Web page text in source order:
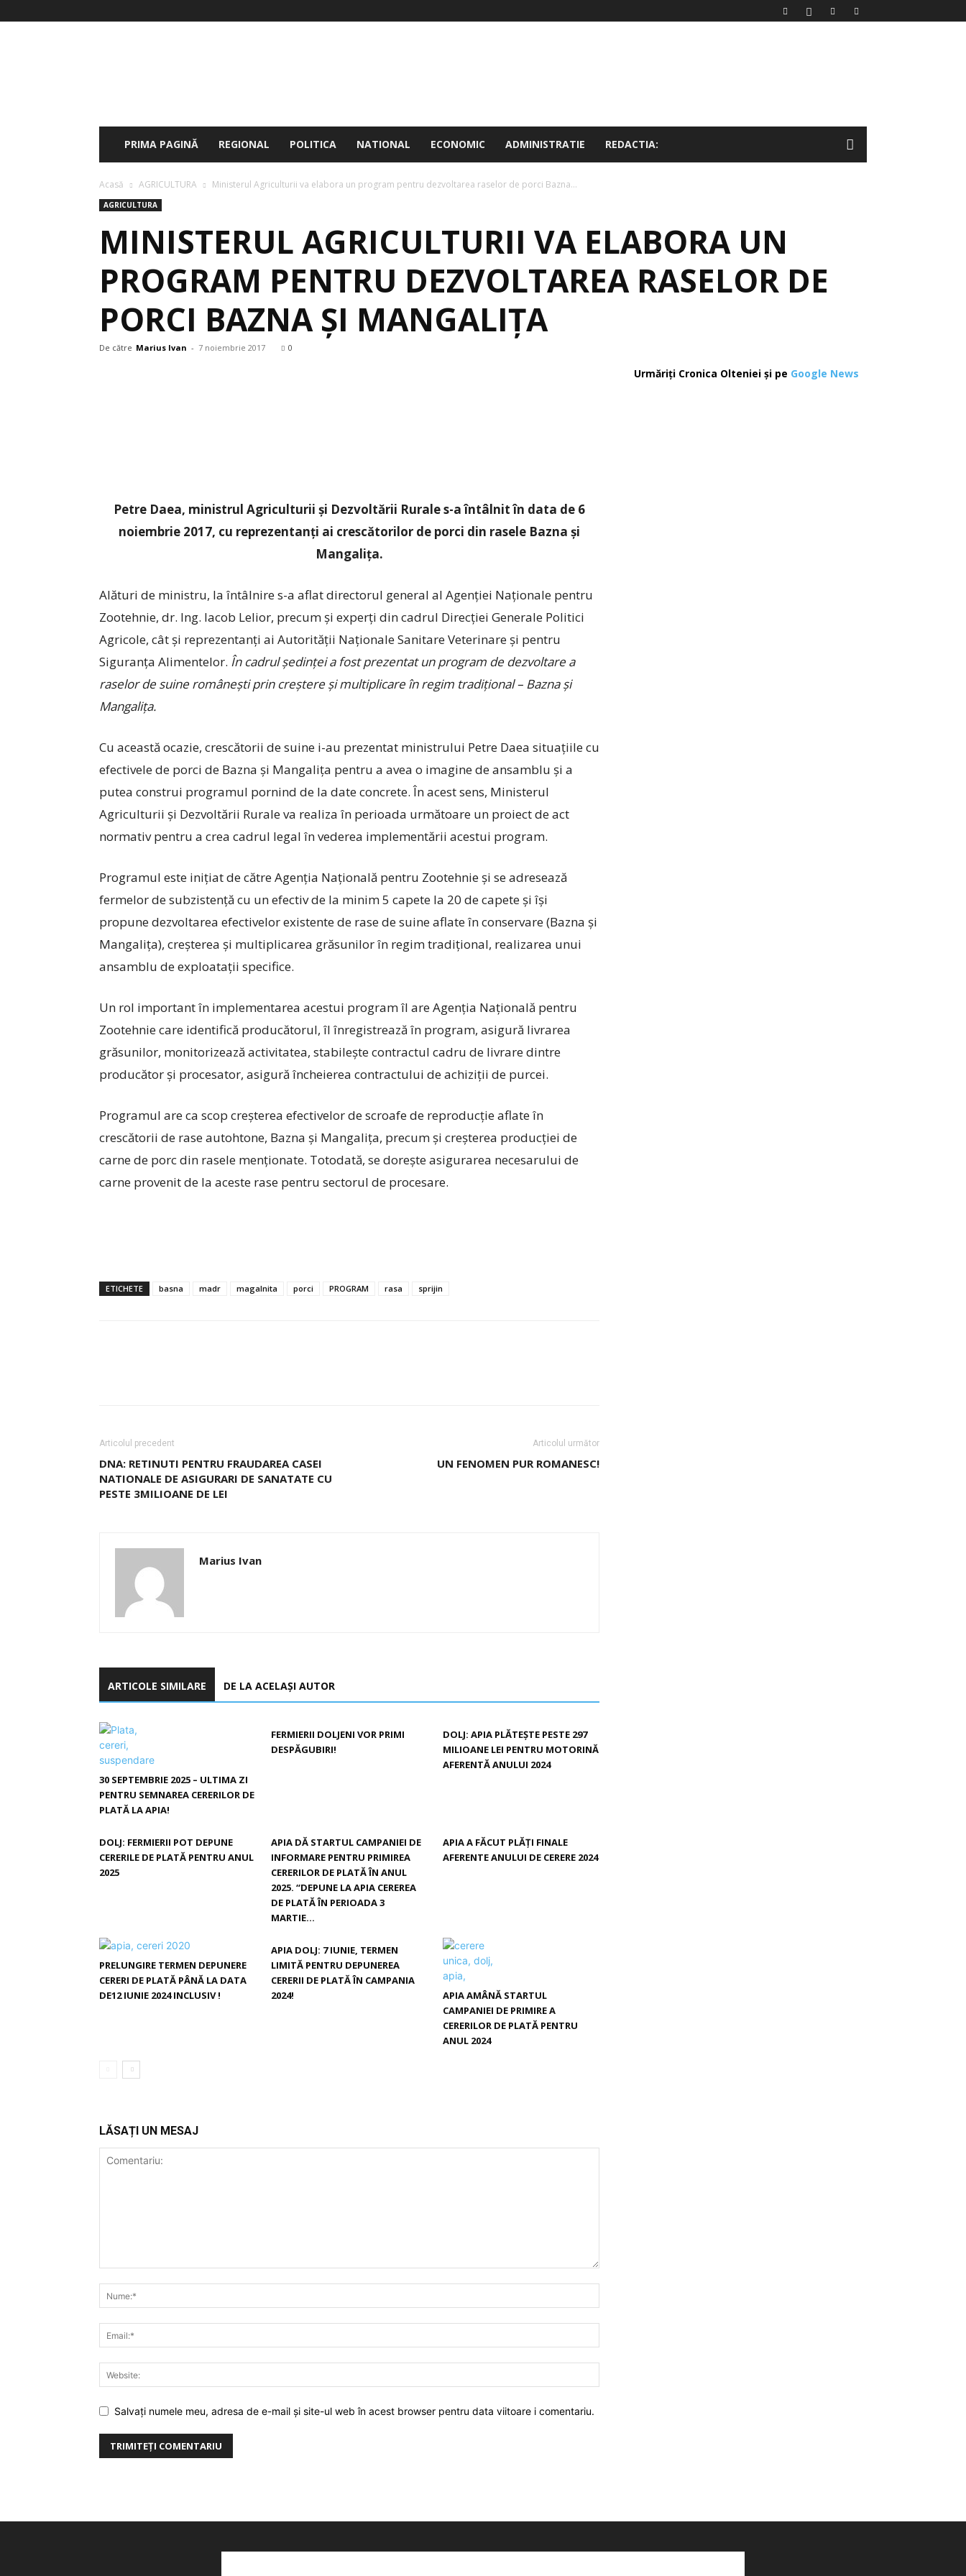
PRIMA PAGINĂ REGIONAL POLITICA NATIONAL ECONOMIC ADMINISTRATIE REDACTIA:
Acasă AGRICULTURA Ministerul Agriculturii va elabora un program pentru dezvoltarea raselor de porci Bazna...
AGRICULTURA
MINISTERUL AGRICULTURII VA ELABORA UN
PROGRAM PENTRU DEZVOLTAREA RASELOR DE
PORCI BAZNA ŞI MANGALIŢA
De către Marius Ivan - 7 noiembrie 2017 0
Petre Daea, ministrul Agriculturii și Dezvoltării Rurale s-a întâlnit în data de 6
noiembrie 2017, cu reprezentanți ai crescătorilor de porci din rasele Bazna și
Mangalița.
Alături de ministru, la întâlnire s-a aflat directorul general al Agenției Naționale pentru
Zootehnie, dr. Ing. Iacob Lelior, precum și experți din cadrul Direcției Generale Politici
Agricole, cât și reprezentanți ai Autorității Naționale Sanitare Veterinare și pentru
Siguranța Alimentelor. În cadrul ședinței a fost prezentat un program de dezvoltare a
raselor de suine românești prin creștere și multiplicare în regim tradițional – Bazna și
Mangalița.
Cu această ocazie, crescătorii de suine i-au prezentat ministrului Petre Daea situațiile cu
efectivele de porci de Bazna și Mangalița pentru a avea o imagine de ansamblu și a
putea construi programul pornind de la date concrete. În acest sens, Ministerul
Agriculturii și Dezvoltării Rurale va realiza în perioada următoare un proiect de act
normativ pentru a crea cadrul legal în vederea implementării acestui program.
Programul este inițiat de către Agenția Națională pentru Zootehnie și se adresează
fermelor de subzistență cu un efectiv de la minim 5 capete la 20 de capete și își
propune dezvoltarea efectivelor existente de rase de suine aflate în conservare (Bazna și
Mangalița), creșterea și multiplicarea grăsunilor în regim tradițional, realizarea unui
ansamblu de exploatații specifice.
Un rol important în implementarea acestui program îl are Agenția Națională pentru
Zootehnie care identifică producătorul, îl înregistrează în program, asigură livrarea
grăsunilor, monitorizează activitatea, stabilește contractul cadru de livrare dintre
producător și procesator, asigură încheierea contractului de achiziții de purcei.
Programul are ca scop creșterea efectivelor de scroafe de reproducție aflate în
crescătorii de rase autohtone, Bazna și Mangalița, precum și creșterea producției de
carne de porc din rasele menționate. Totodată, se dorește asigurarea necesarului de
carne provenit de la aceste rase pentru sectorul de procesare.
ETICHETE basna madr magalnita porci PROGRAM rasa sprijin
Articolul precedent
DNA: RETINUTI PENTRU FRAUDAREA CASEI
NATIONALE DE ASIGURARI DE SANATATE CU
PESTE 3MILIOANE DE LEI
Articolul următor
UN FENOMEN PUR ROMANESC!
Marius Ivan
ARTICOLE SIMILARE DE LA ACELAȘI AUTOR
30 SEPTEMBRIE 2025 – ULTIMA ZI
PENTRU SEMNAREA CERERILOR DE
PLATĂ LA APIA!
FERMIERII DOLJENI VOR PRIMI
DESPĂGUBIRI!
DOLJ: APIA PLĂTEȘTE PESTE 297
MILIOANE LEI PENTRU MOTORINĂ
AFERENTĂ ANULUI 2024
DOLJ: FERMIERII POT DEPUNE
CERERILE DE PLATĂ PENTRU ANUL
2025
APIA DĂ STARTUL CAMPANIEI DE
INFORMARE PENTRU PRIMIREA
CERERILOR DE PLATĂ ÎN ANUL
2025. “DEPUNE LA APIA CEREREA
DE PLATĂ ÎN PERIOADA 3
MARTIE...
APIA A FĂCUT PLĂȚI FINALE
AFERENTE ANULUI DE CERERE 2024
PRELUNGIRE TERMEN DEPUNERE
CERERI DE PLATĂ PÂNĂ LA DATA
DE12 IUNIE 2024 INCLUSIV !
APIA DOLJ: 7 IUNIE, TERMEN
LIMITĂ PENTRU DEPUNEREA
CERERII DE PLATĂ ÎN CAMPANIA
2024!
APIA AMÂNĂ STARTUL
CAMPANIEI DE PRIMIRE A
CERERILOR DE PLATĂ PENTRU
ANUL 2024
LĂSAȚI UN MESAJ
Salvați numele meu, adresa de e-mail și site-ul web în acest browser pentru data viitoare i comentariu.
Urmăriți Cronica Olteniei și pe Google News